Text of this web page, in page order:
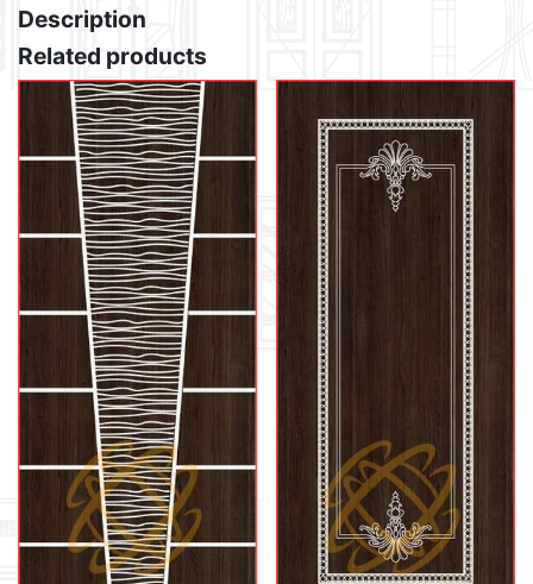
Description
Related products